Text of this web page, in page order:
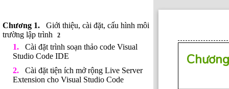
Giới thiệu, cài đặt, cấu hình môi
trường lập trình
2
Cài đặt trình soạn thảo code Visual
Studio Code IDE
Cài đặt tiện ích mở rộng Live Server
Extension cho Visual Studio Code